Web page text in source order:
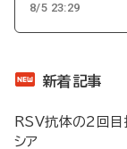
8/5 23:29
新着記事
RSV抗体の2回
シア